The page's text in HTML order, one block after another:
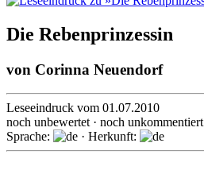
Die Rebenprinzessin
von Corinna Neuendorf
Leseeindruck vom 01.07.2010
noch unbewertet · noch unkommentiert
Sprache:
· Herkunft: